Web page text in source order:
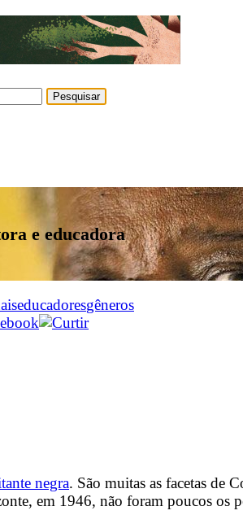
e educadora
educadoresgêneros
negra. São muitas as facetas de
em 1946, não foram poucos os